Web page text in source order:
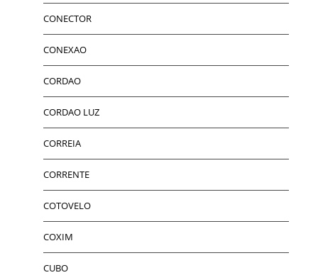
CONECTOR
CONEXAO
CORDAO
CORDAO LUZ
CORREIA
CORRENTE
COTOVELO
COXIM
CUBO